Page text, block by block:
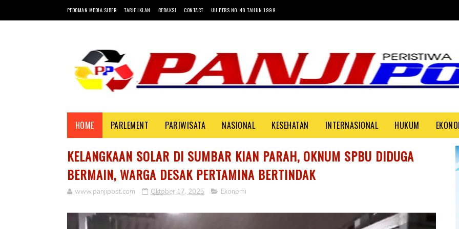
PEDOMAN MEDIA SIBER TARIF IKLAN REDAKSI CONTACT UU PERS NO. 40 TAHUN 1999
HOME PARLEMENT PARIWISATA NASIONAL KESEHATAN INTERNASIONAL HUKUM
KELANGKAAN SOLAR DI SUMBAR KIAN PARAH, OKNUM SPBU DIDUGA
BERMAIN, WARGA DESAK PERTAMINA BERTINDAK
www.panjipost.com Oktober 17, 2025 Ekonomi